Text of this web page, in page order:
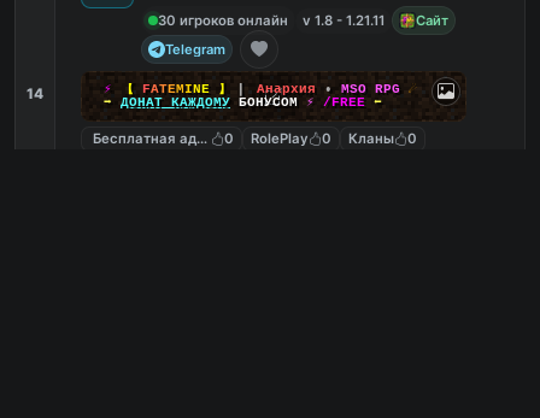
14
30 игроков онлайн
v 1.8 - 1.21.11
Сайт
Telegram
⚡ 【 FATEMINE 】 Анархия • MSO RPG ☄
➡ ДОНАТ КАЖДОМУ БОНУСОМ ⚡ /FREE ⬅
Бесплатная админка
0 RolePlay 0 Кланы
0